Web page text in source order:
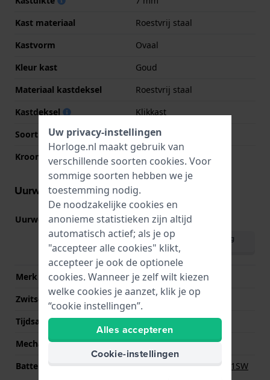
Kast materiaal
Roestvrij staal
Kastvorm
Ovaal
Kleur kast
Goud
Materiaal kastdeksel
Roestvrij staal
Kastdeksel
Klikkast
Soort glas
Saffier
Kroon
Trek kroon
Uurwerk informatie
Uurwerk nr. GL24(Bekijk specificaties
Download handleiding
(English)
Merk uurwerk
Miyota
Zwitsers uurwerk
Tijdsaanduiding
Analoog
Mechanisme
Quartz
Batterij
Renata R364 364 / SR621SW
Uw privacy-instellingen
Horloge.nl maakt gebruik van
verschillende soorten cookies. Voor
sommige soorten hebben we je
toestemming nodig.
De noodzakelijke cookies en
anonieme statistieken zijn altijd
automatisch actief; als je op
"accepteer alle cookies" klikt,
accepteer je ook de optionele
cookies. Wanneer je zelf wilt kiezen
welke cookies je aanzet, klik je op
“cookie instellingen”.
Alles accepteren
Cookie-instellingen